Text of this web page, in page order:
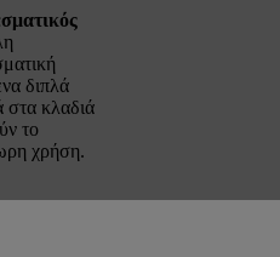
διπλά
στα κλαδιά
το
χρήση.